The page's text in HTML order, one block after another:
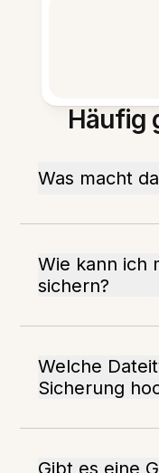
Häufig
Was macht
Wie kann ich
sichern?
Welche
Sicherung
Gibt es eine